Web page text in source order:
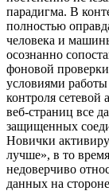
парадигма. В
полностью
человека и
осознанно
фоновой
условиями работы
контроля
веб-страниц все
защищенных
Новички
лучше», в то
недоверчиво
данных на